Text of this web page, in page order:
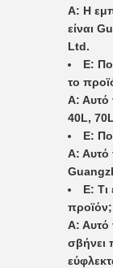
Α: Η
είναι
Ltd.
Ε:
το
Α: Αυτό
40L,
Ε:
Α: Αυτό
Ε: Τι
προϊόν;
Α: Αυτό
σβήνει